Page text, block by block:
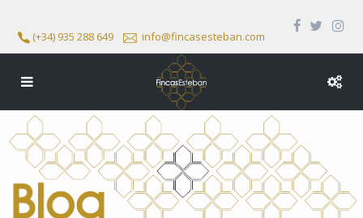
(+34) 935 288 649 info@fincasesteban.com